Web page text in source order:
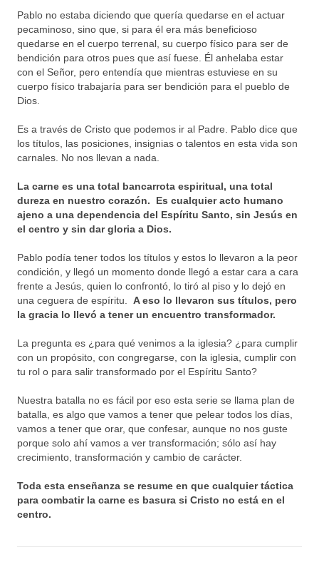
Pablo no estaba diciendo que quería quedarse en el actuar
pecaminoso, sino que, si para él era más beneficioso
quedarse en el cuerpo terrenal, su cuerpo físico para ser de
bendición para otros pues que así fuese. Él anhelaba estar
con el Señor, pero entendía que mientras estuviese en su
cuerpo físico trabajaría para ser bendición para el pueblo de
Dios.
Es a través de Cristo que podemos ir al Padre. Pablo dice que
los títulos, las posiciones, insignias o talentos en esta vida son
carnales. No nos llevan a nada.
La carne es una total bancarrota espiritual, una total
dureza en nuestro corazón. Es cualquier acto humano
ajeno a una dependencia del Espíritu Santo, sin Jesús en
el centro y sin dar gloria a Dios.
Pablo podía tener todos los títulos y estos lo llevaron a la peor
condición, y llegó un momento donde llegó a estar cara a cara
frente a Jesús, quien lo confrontó, lo tiró al piso y lo dejó en
una ceguera de espíritu.A eso lo llevaron sus títulos, pero
la gracia lo llevó a tener un encuentro transformador.
La pregunta es ¿para qué venimos a la iglesia? ¿para cumplir
con un propósito, con congregarse, con la iglesia, cumplir con
tu rol o para salir transformado por el Espíritu Santo?
Nuestra batalla no es fácil por eso esta serie se llama plan de
batalla, es algo que vamos a tener que pelear todos los días,
vamos a tener que orar, que confesar, aunque no nos guste
porque solo ahí vamos a ver transformación; sólo así hay
crecimiento, transformación y cambio de carácter.
Toda esta enseñanza se resume en que cualquier táctica
para combatir la carne es basura si Cristo no está en el
centro.